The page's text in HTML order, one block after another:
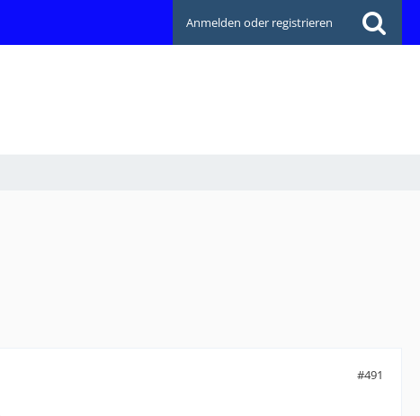
Anmelden oder registrieren
#491